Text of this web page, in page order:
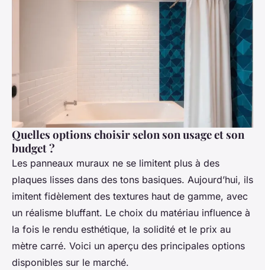
Quelles options choisir selon son usage et son
budget ?
Les panneaux muraux ne se limitent plus à des
plaques lisses dans des tons basiques. Aujourd’hui, ils
imitent fidèlement des textures haut de gamme, avec
un réalisme bluffant. Le choix du matériau influence à
la fois le rendu esthétique, la solidité et le prix au
mètre carré. Voici un aperçu des principales options
disponibles sur le marché.